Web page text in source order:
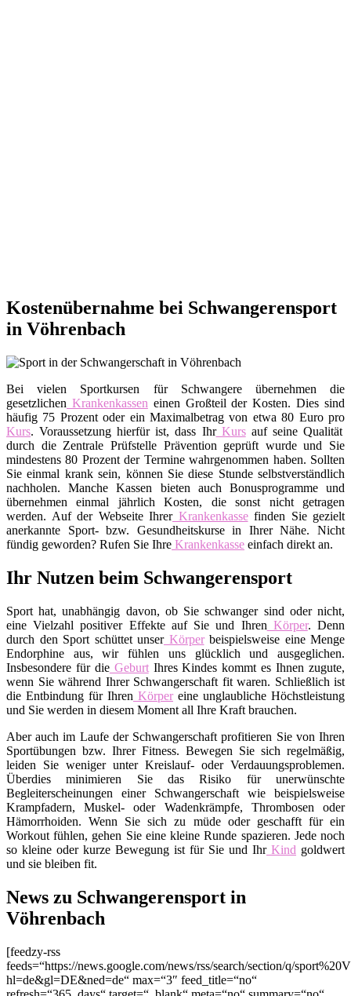
Kostenübernahme bei Schwangerensport
in Vöhrenbach
Bei vielen Sportkursen für Schwangere übernehmen die
gesetzlichen Krankenkassen einen Großteil der Kosten. Dies sind
häufig 75 Prozent oder ein Maximalbetrag von etwa 80 Euro pro
Kurs. Voraussetzung hierfür ist, dass IhrKursauf seine Qualität
durch die Zentrale Prüfstelle Prävention geprüft wurde und Sie
mindestens 80 Prozent der Termine wahrgenommen haben. Sollten
Sie einmal krank sein, können Sie diese Stunde selbstverständlich
nachholen. Manche Kassen bieten auch Bonusprogramme und
übernehmen einmal jährlich Kosten, die sonst nicht getragen
werden. Auf der Webseite IhrerKrankenkassefinden Sie gezielt
anerkannte Sport- bzw. Gesundheitskurse in Ihrer Nähe. Nicht
fündig geworden? Rufen Sie Ihre Krankenkasse einfach direkt an.
Ihr Nutzen beim Schwangerensport
Sport hat, unabhängig davon, ob Sie schwanger sind oder nicht,
eine Vielzahl positiver Effekte auf Sie und Ihren Körper. Denn
durch den Sport schüttet unserKörperbeispielsweise eine Menge
Endorphine aus, wir fühlen uns glücklich und ausgeglichen.
Insbesondere für dieGeburtIhres Kindes kommt es Ihnen zugute,
wenn Sie während Ihrer Schwangerschaft fit waren. Schließlich ist
die Entbindung für Ihren Körpereine unglaubliche Höchstleistung
und Sie werden in diesem Moment all Ihre Kraft brauchen.
Aber auch im Laufe der Schwangerschaft profitieren Sie von Ihren
Sportübungen bzw. Ihrer Fitness. Bewegen Sie sich regelmäßig,
leiden Sie weniger unter Kreislauf- oder Verdauungsproblemen.
Überdies minimieren Sie das Risiko für unerwünschte
Begleiterscheinungen einer Schwangerschaft wie beispielsweise
Krampfadern, Muskel- oder Wadenkrämpfe, Thrombosen oder
Hämorrhoiden. Wenn Sie sich zu müde oder geschafft für ein
Workout fühlen, gehen Sie eine kleine Runde spazieren. Jede noch
so kleine oder kurze Bewegung ist für Sie und IhrKind goldwert
und sie bleiben fit.
News zu Schwangerensport in
Vöhrenbach
[feedzy-rss
feeds=“https://news.google.com/news/rss/search/section/q/
hl=de&gl=DE&ned=de“ max=“3″ feed_title=“no“